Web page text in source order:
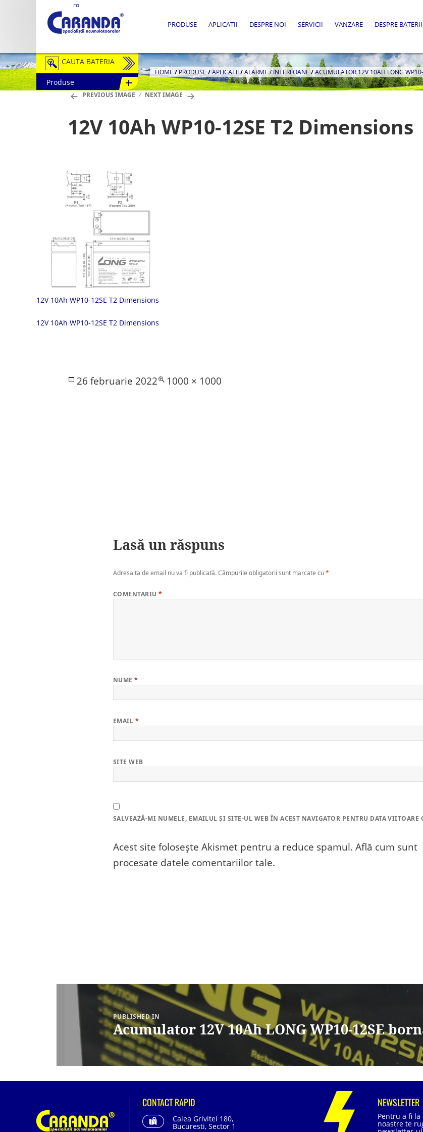
ro
PRODUSE APLICATII DESPRE NOI SERVICII VANZARE DESPRE BATERII
CAUTA BATERIA
Auto / Moto
Semitractiune
Redresoare
Accesorii Baterii
Fotovoltaice
Produse
HOME/PRODUSE /APLICATII/ALARME / INTERFOANE/ACUMULATOR 12V 10AH LONG
PREVIOUS IMAGE NEXT IMAGE
12V 10Ah WP10-12SE T2 Dimensions
12V 10Ah WP10-12SE T2 Dimensions
12V 10Ah WP10-12SE T2 Dimensions
Posted
26 februarie 2022
Full
1000 × 1000
Lasă un răspuns
Adresa ta de email nu va fi publicată.Câmpurile obligatorii sunt marcate cu*
COMENTARIU*
NUME*
EMAIL *
SITE WEB
SALVEAZĂ-MI NUMELE, EMAILUL ȘI SITE-UL WEB ÎN ACEST NAVIGATOR PENTRU DATA VIITOARE
Acest site folosește Akismet pentru a reduce spamul. Află cum sunt
procesate datele comentariilor tale.
Navigare
articole
PUBLISHED IN
Acumulator 12V 10Ah LONG WP10-12SE
CONTACT RAPID
Calea Grivitei 180,
Bucuresti, Sector 1
NEWSLETTER
Pentru a fi
noastre te